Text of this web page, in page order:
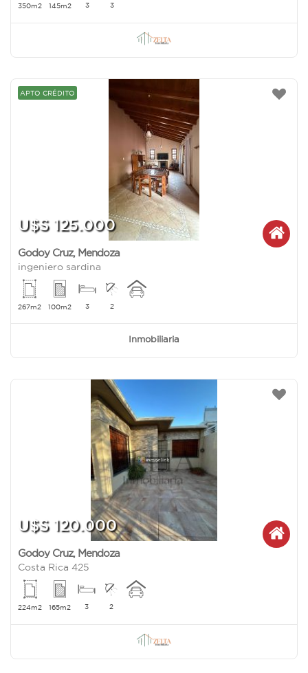
350m2 145m2 3 3
APTO CRÉDITO
U$S 125.000
Godoy Cruz, Mendoza
ingeniero sardina
267m2 100m2 3 2
Inmobiliaria
U$S 120.000
Godoy Cruz, Mendoza
Costa Rica 425
224m2 165m2 3 2